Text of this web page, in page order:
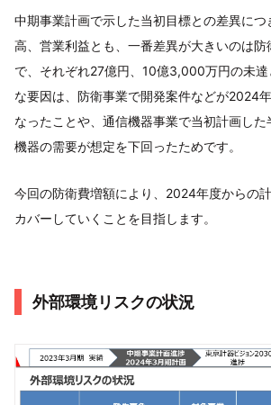
中期事業計画で示した当初目標との差異につ
高、営業利益とも、一番差異が大きいのは
で、それぞれ27億円、10億3,000万円の未
な要因は、防衛事業で開発案件などが2024
なったことや、通信機器事業で当初計画し
機器の需要が想定を下回ったためです。
今回の防衛費増額により、2024年度からの
カバーしていくことを目指します。
外部環境リスクの状況